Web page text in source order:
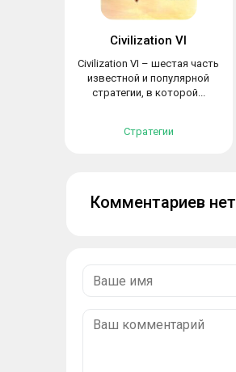
Civilization VI
Civilization VI – шестая часть
известной и популярной
стратегии, в которой...
Стратегии
Комментариев нет